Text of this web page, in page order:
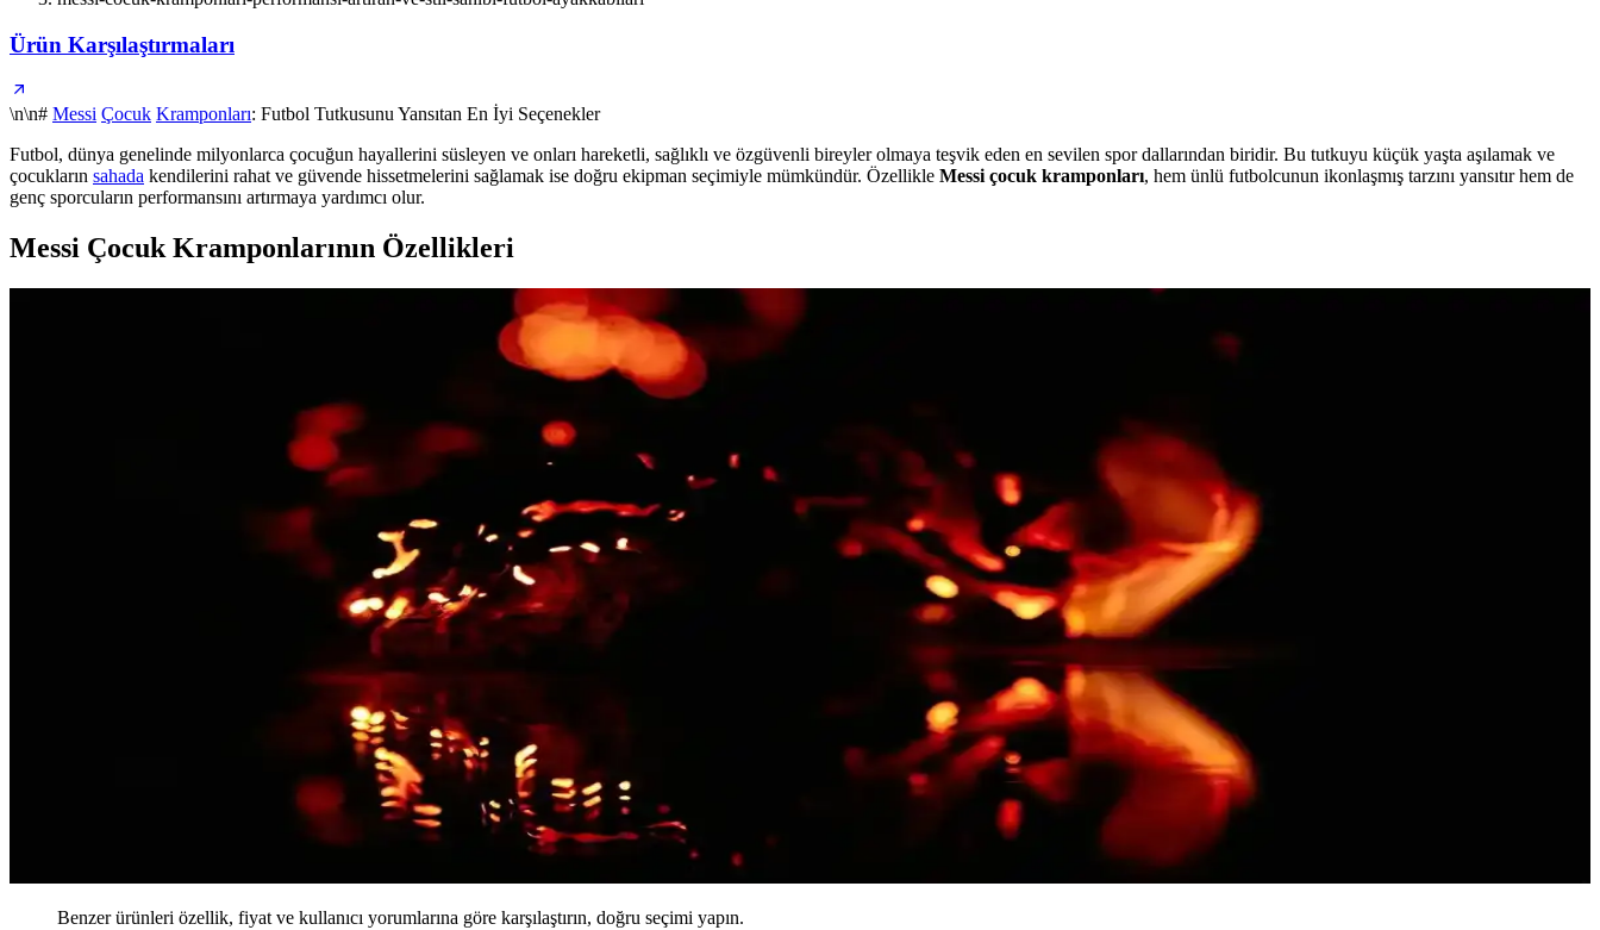
Ürün Karşılaştırmaları
\n\n# Messi Çocuk Kramponları: Futbol Tutkusunu Yansıtan En İyi Seçenekler
Futbol, dünya genelinde milyonlarca çocuğun hayallerini süsleyen ve onları hareketli, sağlıklı ve özgüvenli bireyler olmaya teşvik eden en sevilen spor dallarından biridir. Bu tutkuyu küçük yaşta aşılamak ve
çocukların sahada kendilerini rahat ve güvende hissetmelerini sağlamak ise doğru ekipman seçimiyle mümkündür. Özellikle Messi çocuk kramponları, hem ünlü futbolcunun ikonlaşmış tarzını yansıtır hem de
genç sporcuların performansını artırmaya yardımcı olur.
Messi Çocuk Kramponlarının Özellikleri
Benzer ürünleri özellik, fiyat ve kullanıcı yorumlarına göre karşılaştırın, doğru seçimi yapın.